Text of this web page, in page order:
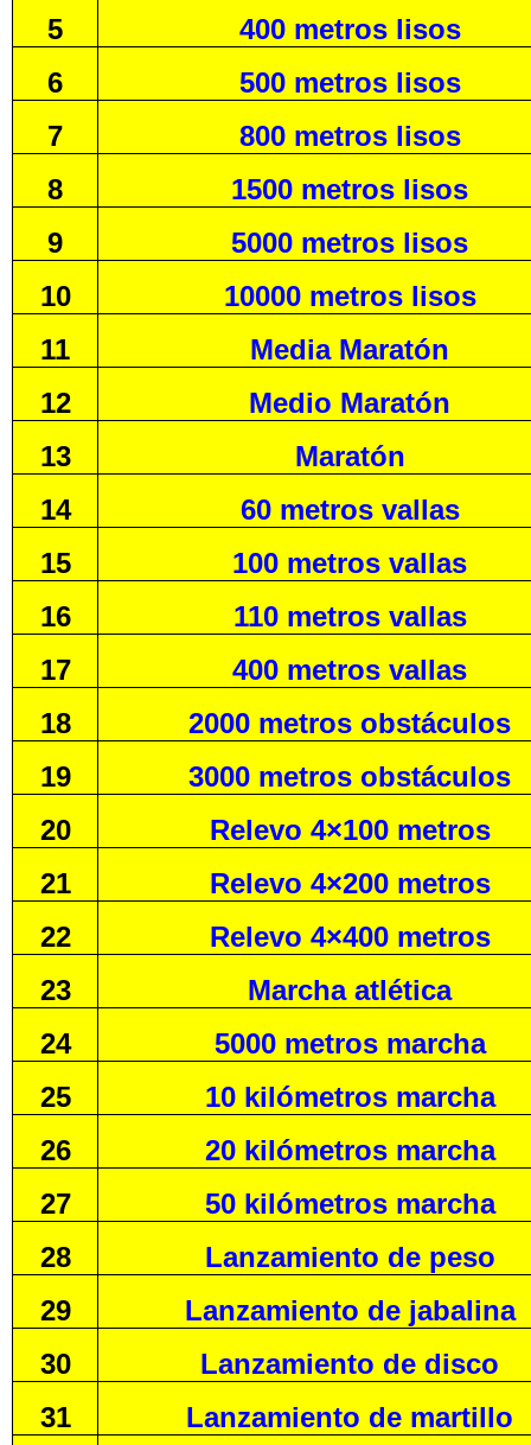
5
400 metros lisos
6
500 metros lisos
7
800 metros lisos
8
1500 metros lisos
9
5000 metros lisos
10
10000 metros lisos
11
Media Maratón
12
Medio Maratón
13
Maratón
14
60 metros vallas
15
100 metros vallas
16
110 metros vallas
17
400 metros vallas
18
2000 metros obstáculos
19
3000 metros obstáculos
20
Relevo 4×100 metros
21
Relevo 4×200 metros
22
Relevo 4×400 metros
23
Marcha atlética
24
5000 metros marcha
25
10 kilómetros marcha
26
20 kilómetros marcha
27
50 kilómetros marcha
28
Lanzamiento de peso
29
Lanzamiento de jabalina
30
Lanzamiento de disco
31
Lanzamiento de martillo